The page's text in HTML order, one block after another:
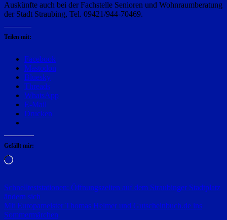
Auskünfte auch bei der Fachstelle Senioren und Wohnraumberatung
der Stadt Straubing, Tel. 09421/944-70469.
Teilen mit:
Facebook
Mastodon
Bluesky
Threads
WhatsApp
E-Mail
Drucken
Gefällt mir:
Wird
Beitragsnavigation
Schnellteststationen: Öffnungszeiten auf dem Straubinger Stadtplatz
ändern sich
Mit Europameister Thomas Helmer und Gutscheinbuch.de ins
Sommermärchen